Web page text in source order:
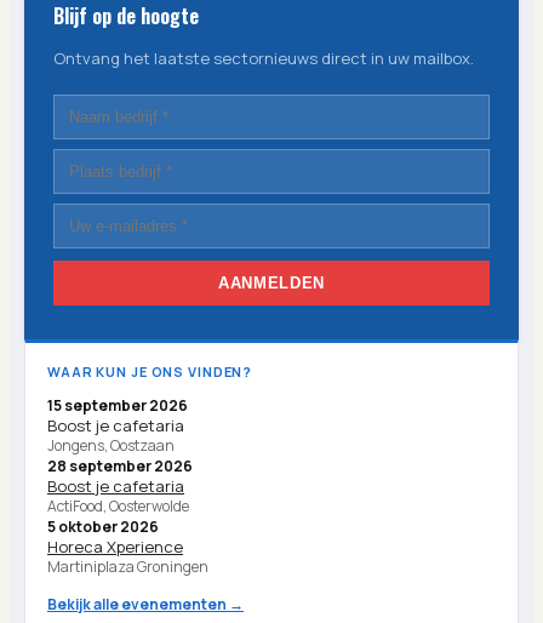
Blijf op de hoogte
Ontvang het laatste sectornieuws direct in uw mailbox.
AANMELDEN
WAAR KUN JE ONS VINDEN?
15 september 2026
Boost je cafetaria
Jongens, Oostzaan
28 september 2026
Boost je cafetaria
ActiFood, Oosterwolde
5 oktober 2026
Horeca Xperience
Martiniplaza Groningen
Bekijk alle evenementen →